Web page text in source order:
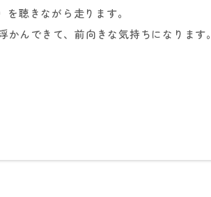
聴きながら走ります。
んできて、前向きな気持ちになります。